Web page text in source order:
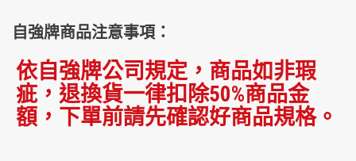
自強牌商品注意事項：
依自強牌公司規定，商品如非瑕
疵，退換貨一律扣除50%商品金
額，下單前請先確認好商品規格。